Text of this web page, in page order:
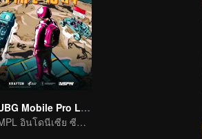
PUBG Mobile Pro League S4
PMPL อินโดนีเซีย ซีซั่น 4